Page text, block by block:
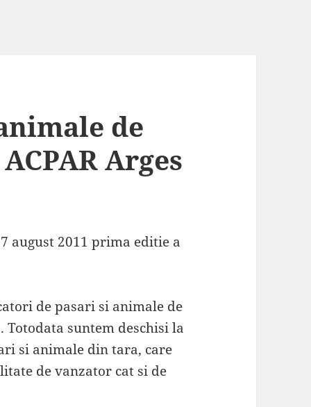
de
Arges
august 2011 prima editie a
de pasari si animale de
Totodata suntem deschisi la
si animale din tara, care
de vanzator cat si de